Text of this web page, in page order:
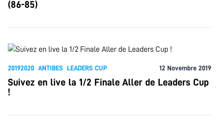
(86-85)
20192020 ANTIBES LEADERS CUP 12 Novembre 2019
Suivez en live la 1/2 Finale Aller de Leaders Cup
!